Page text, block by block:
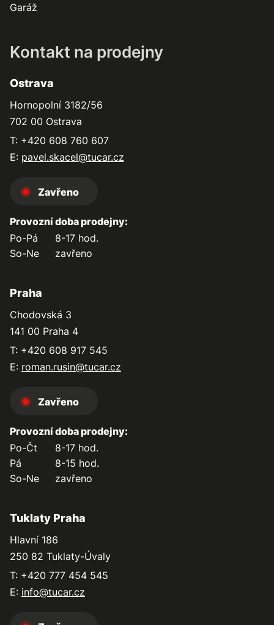
Garáž
Kontakt na prodejny
Ostrava
Hornopolní 3182/56
702 00 Ostrava
T: +420 608 760 607
E: pavel.skacel@tucar.cz
Zavřeno
Provozní doba prodejny:
Po-Pá
8-17 hod.
So-Ne
zavřeno
Praha
Chodovská 3
141 00 Praha 4
T: +420 608 917 545
E: roman.rusin@tucar.cz
Zavřeno
Provozní doba prodejny:
Po-Čt
8-17 hod.
Pá
8-15 hod.
So-Ne
zavřeno
Tuklaty Praha
Hlavní 186
250 82 Tuklaty-Úvaly
T: +420 777 454 545
E: info@tucar.cz